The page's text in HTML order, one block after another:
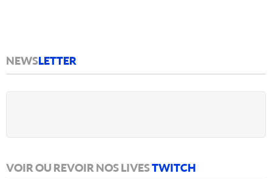
NEWSLETTER
VOIR OU REVOIR NOS LIVESTWITCH